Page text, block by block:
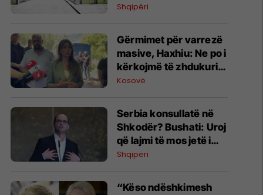
privat, arrestohet
Shqipëri
Gërmimet për varrezë
masive, ​Haxhiu: Ne po i
kërkojmë të zhdukurit,
Vuçiq vazhdon t’i
Kosovë
Serbia konsullatë në
Shkodër? Bushati: Uroj
që lajmi të mos jetë i
vërtetë
Shqipëri
“Këso ndëshkimesh